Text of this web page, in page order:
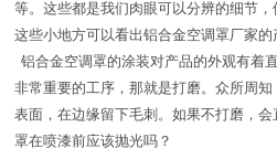
等。这些都是我们肉眼可以分辨的细节，
这些小地方可以看出铝合金空调罩厂家的
铝合金空调罩的涂装对产品的外观有着
非常重要的工序，那就是打磨。众所周
表面，在边缘留下毛刺。如果不打磨，
罩在喷漆前应该抛光吗？